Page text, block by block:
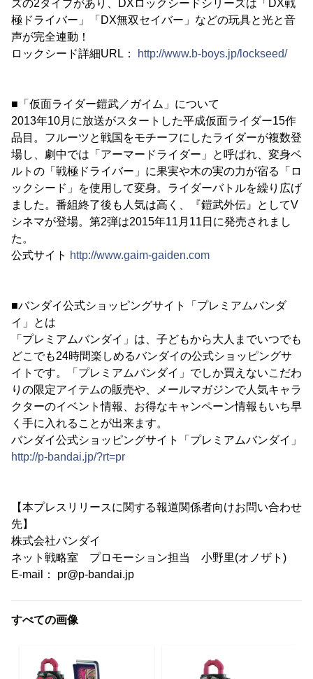
ズの2タイプがあり、DXロックシードシリーズは「DX戦
極ドライバー」「DX無双セイバー」などの玩具と光と音
声が完全連動！
ロックシード詳細URL：
http://www.b-boys.jp/lockseed/
■「仮面ライダー鎧武／ガイム」について
2013年10月に放送がスタートした平成仮面ライダー15作
品目。フルーツと戦国をモチーフにしたライダーが複数登
場し、劇中では「アーマードライダー」と呼ばれ、変身ベ
ルトの「戦極ドライバー」に果実や木の実の力が宿る「ロ
ックシード」を使用して変身。ライダーバトルを繰り広げ
ました。番組終了後も人気は高く、『鎧武外伝』としてV
シネマが登場。第2弾は2015年11月11日に発売されまし
た。
公式サイト http://www.gaim-gaiden.com
■バンダイ公式ショッピングサイト「プレミアムバンダ
イ」とは
「プレミアムバンダイ」は、子どもから大人までいつでも
どこでも24時間楽しめるバンダイの公式ショッピングサ
イトです。「プレミアムバンダイ」でしか買えないこだわ
りの限定アイテムの販売や、メールマガジンで人気キャラ
クターのイベント情報、お得なキャンペーン情報もいち早
く手に入れることが出来ます。
バンダイ公式ショッピングサイト「プレミアムバンダイ」
http://p-bandai.jp/?rt=pr
【本プレスリリースに関する報道関係者向けお問い合わせ
先】
株式会社バンダイ
ネット戦略室 プロモーション担当 小野里(オノザト)
E-mail： pr@p-bandai.jp
すべての画像